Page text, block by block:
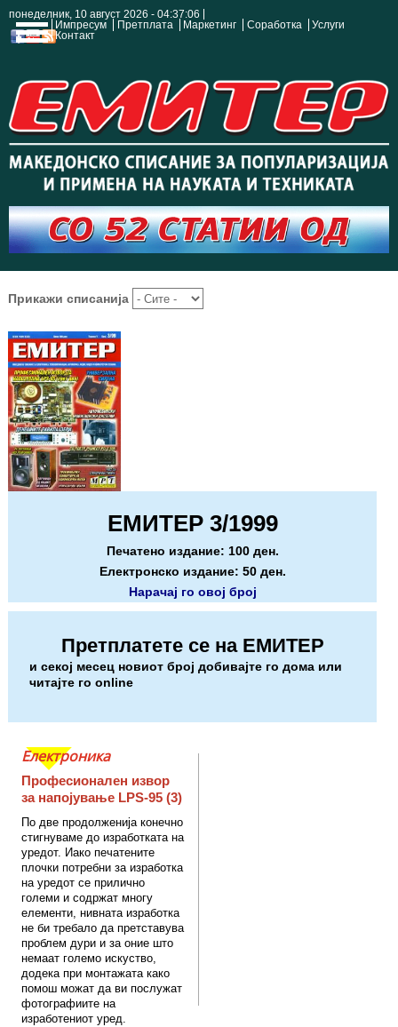
понеделник, 10 август 2026 - 04:37:07
Импресум
Претплата Маркетинг Соработка
Услуги
Контакт
Прикажи списанија
ЕМИТЕР 3/1999
Печатено издание: 100 ден.
Електронско издание: 50 ден.
Нарачај го овој број
Претплатете се на ЕМИТЕР
и секој месец новиот број добивајте го дома или
читајте го online
Електроника
Професионален извор
за напојување LPS-95 (3)
По две продолженија конечно
стигнуваме до изработката на
уредот. Иако печатените
плочки потребни за изработка
на уредот се прилично
големи и содржат многу
елементи, нивната изработка
не би требало да претставува
проблем дури и за оние што
немаат големо искуство,
додека при монтажата како
помош можат да ви послужат
фотографиите на
изработениот уред.